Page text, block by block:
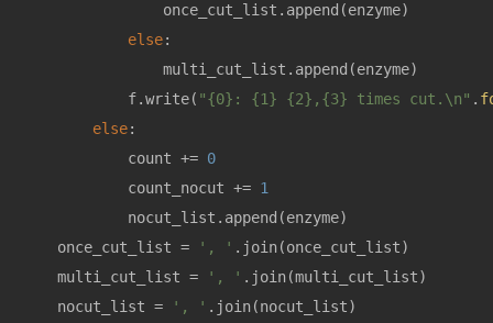
                once_cut_list.append(enzyme)
else:
                multi_cut_list.append(enzyme)
            f.write(
"{0}: {1} {2},{3} times cut.\n" .
else:
            count +=
0
            count_nocut +=
1
            nocut_list.append(enzyme)
    once_cut_list =
', ' .join(once_cut_list)
    multi_cut_list =
', ' .join(multi_cut_list)
    nocut_list =
', ' .join(nocut_list)